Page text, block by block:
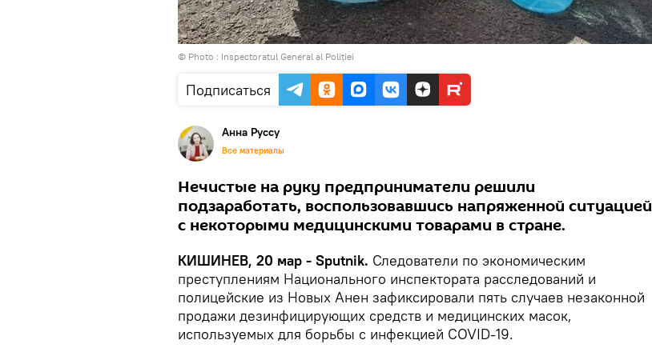
© Photo : Inspectoratul General al Poliției
Подписаться
Анна Руссу
Все материалы
Нечистые на руку предприниматели решили
подзаработать, воспользовавшись напряженной ситуацией
с некоторыми медицинскими товарами в стране.
КИШИНЕВ, 20 мар - Sputnik. Следователи по экономическим
преступлениям Национального инспектората расследований и
полицейские из Новых Анен зафиксировали пять случаев незаконной
продажи дезинфицирующих средств и медицинских масок,
используемых для борьбы с инфекцией COVID-19.